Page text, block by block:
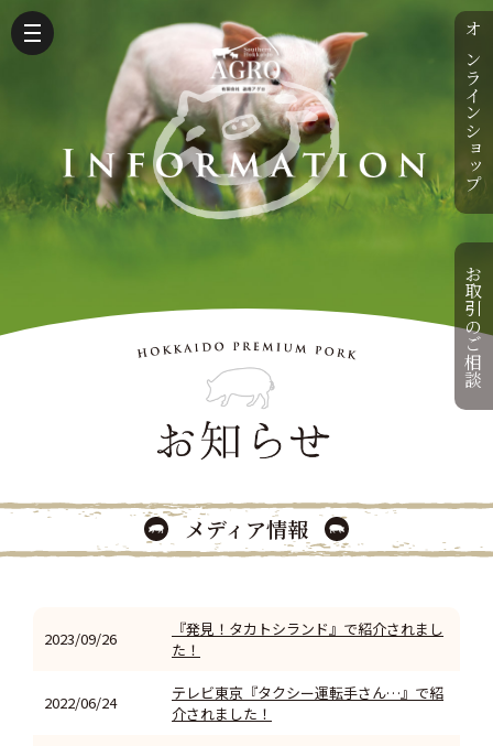
オンラインショップ
お取引のご相談
メディア情報
2023/09/26
『発見！タカトシランド』で紹介されまし
た！
2022/06/24
テレビ東京『タクシー運転手さん…』で紹
介されました！